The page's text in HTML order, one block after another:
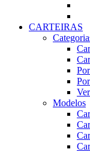
CARTEIRAS
Modelos